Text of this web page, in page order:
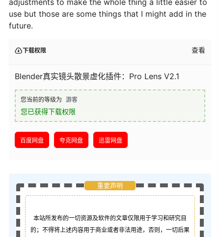
adjustments to make the whole thing a little easier to
use but those are some things that I might add in the
future.
下载权限 查看
Blender真实镜头散景虚化插件：Pro Lens V2.1
您当前的等级为 游客
您已获得下载权限
百度网盘 夸克网盘 迅雷网盘
重要声明
本站所发布的一切资源及软件的文章仅限用于学习和研究目
的；不得将上述内容用于商业或者非法用途，否则，一切后果